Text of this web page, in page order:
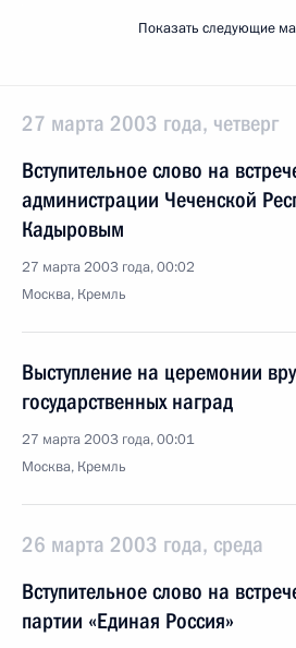
Показать следующие
27 марта 2003 года, четверг
Вступительное слово на
администрации Чеченской
Кадыровым
27 марта 2003 года, 00:02
Москва, Кремль
Выступление на церемонии
государственных наград
27 марта 2003 года, 00:01
Москва, Кремль
26 марта 2003 года, среда
Вступительное слово на
партии «Единая Россия»